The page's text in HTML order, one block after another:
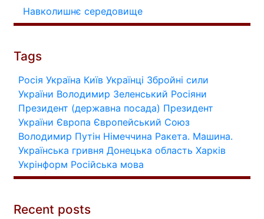
Навколишнє середовище
Tags
Росія Україна Київ Українці Збройні сили
України Володимир Зеленський Росіяни
Президент (державна посада) Президент
України Європа Європейський Союз
Володимир Путін Німеччина Ракета. Машина.
Українська гривня Донецька область Харків
Укрінформ Російська мова
Recent posts